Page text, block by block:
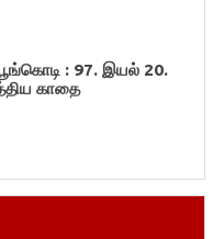
: 97. இயல் 20.
காதை